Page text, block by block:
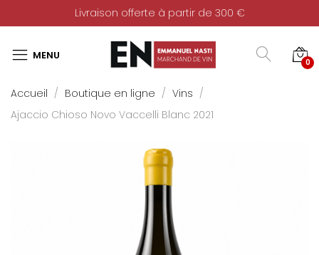
Livraison offerte à partir de 300 €
0
Accueil Boutique en ligne
Vins
Ajaccio Chioso Novo Vaccelli Blanc 2021